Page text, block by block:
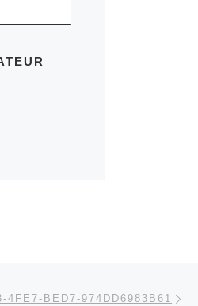
4FE7-BED7-974DD6983B61